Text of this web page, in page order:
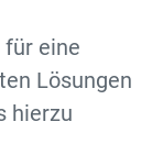
eine
Lösungen
hierzu